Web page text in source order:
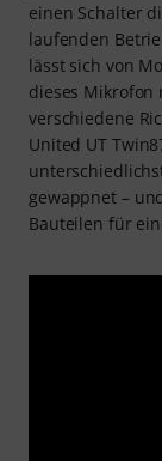
einen Schalter
laufenden
lässt sich von
dieses Mikrofon
verschiedene
United UT
gewappnet –
Bauteilen für